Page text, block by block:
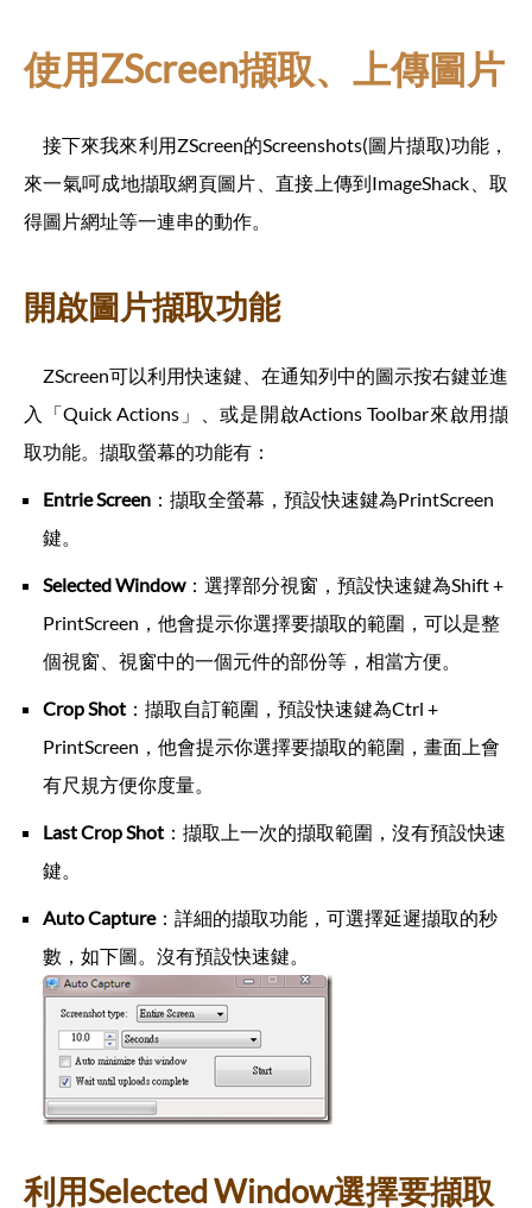
使用ZScreen擷取、上傳圖片
接下來我來利用ZScreen的Screenshots(圖片擷取)功能，
來一氣呵成地擷取網頁圖片、直接上傳到ImageShack、取
得圖片網址等一連串的動作。
開啟圖片擷取功能
ZScreen可以利用快速鍵、在通知列中的圖示按右鍵並進
入「Quick Actions」、或是開啟Actions Toolbar來啟用擷
取功能。擷取螢幕的功能有：
Entrie Screen ：擷取全螢幕，預設快速鍵為PrintScreen
鍵。
Selected Window：選擇部分視窗，預設快速鍵為Shift +
PrintScreen，他會提示你選擇要擷取的範圍，可以是整
個視窗、視窗中的一個元件的部份等，相當方便。
Crop Shot ：擷取自訂範圍，預設快速鍵為Ctrl +
PrintScreen，他會提示你選擇要擷取的範圍，畫面上會
有尺規方便你度量。
Last Crop Shot ：擷取上一次的擷取範圍，沒有預設快速
鍵。
Auto Capture：詳細的擷取功能，可選擇延遲擷取的秒
數，如下圖。沒有預設快速鍵。
利用Selected Window選擇要擷取